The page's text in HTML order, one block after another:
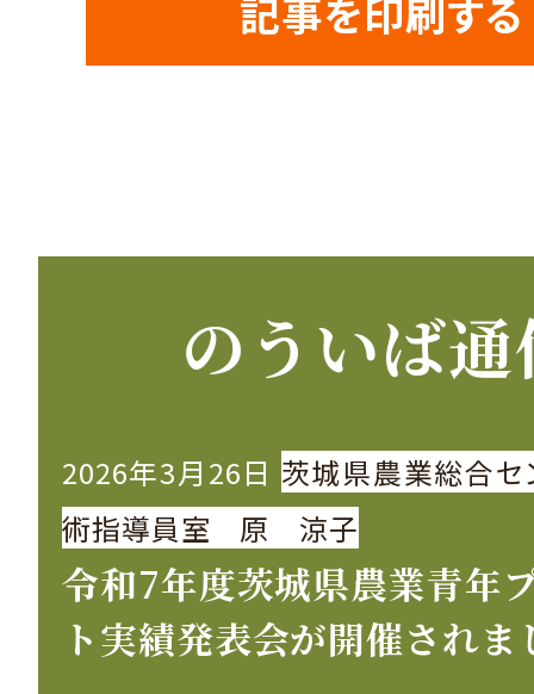
記事を印刷する
のういば
2026年3月26日 茨城県農業総合セ
術指導員室 原 涼子
令和7年度茨城県農業青年
ト実績発表会が開催されま